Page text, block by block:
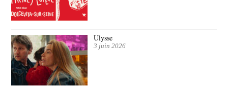
Ulysse
3 juin 2026